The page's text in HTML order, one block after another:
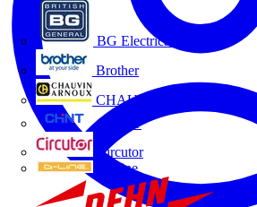
BG Electrical
Brother
CHAUVIN ARNOUX
CHINT
Circutor
D-Line